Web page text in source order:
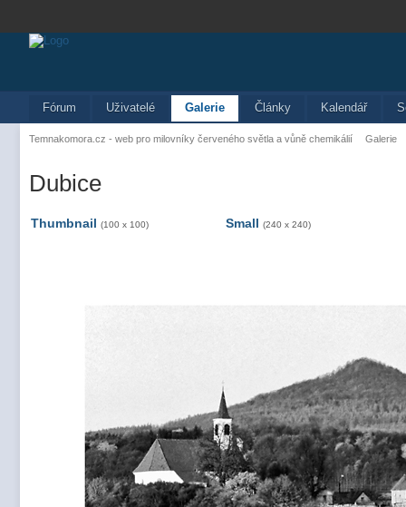
Fórum Uživatelé Galerie Články Kalendář
Temnakomora.cz - web pro milovníky červeného světla a vůně chemikálií Galerie
Dubice
Thumbnail (100 x 100) Small (240 x 240)